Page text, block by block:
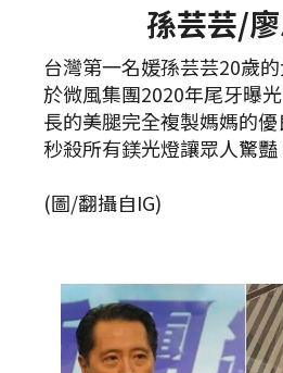
孫芸芸/
台灣第一名媛孫芸芸20歲
於微風集團2020年尾牙曝
長的美腿完全複製媽媽的
秒殺所有鎂光燈讓眾人驚豔
(圖/翻攝自IG)